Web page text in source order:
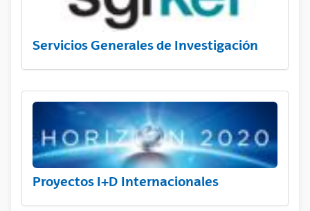
Servicios Generales de Investigación
Proyectos I+D Internacionales